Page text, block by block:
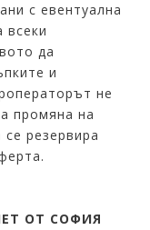
с евентуална
всеки
да
и
не
промяна на
резервира
ОТ СОФИЯ